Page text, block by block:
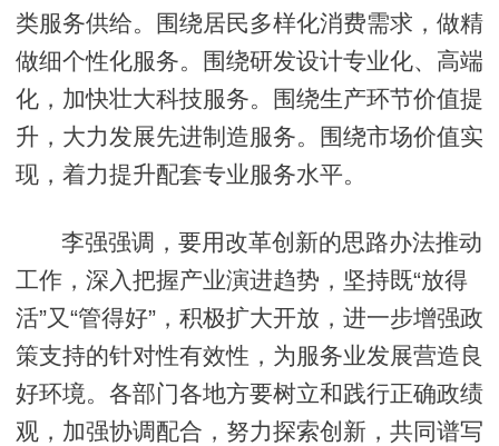
类服务供给。围绕居民多样化消费需求，做精
做细个性化服务。围绕研发设计专业化、高端
化，加快壮大科技服务。围绕生产环节价值提
升，大力发展先进制造服务。围绕市场价值实
现，着力提升配套专业服务水平。
李强强调，要用改革创新的思路办法推动
工作，深入把握产业演进趋势，坚持既“放得
活”又“管得好”，积极扩大开放，进一步增强政
策支持的针对性有效性，为服务业发展营造良
好环境。各部门各地方要树立和践行正确政绩
观，加强协调配合，努力探索创新，共同谱写